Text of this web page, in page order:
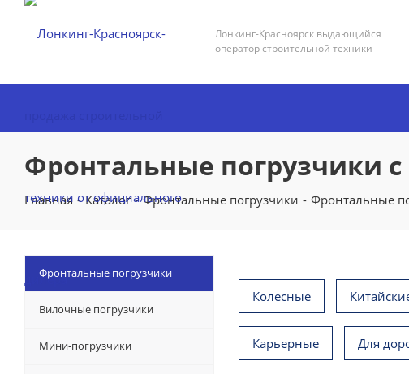
Лонкинг-Красноярск выдающийся
оператор строительной техники
Фронтальные погрузчики
Главная - Каталог - Фронтальные погрузчики - Фронтальные
Колесные
Карьерные Для
Фронтальные погрузчики
Вилочные погрузчики
Мини-погрузчики